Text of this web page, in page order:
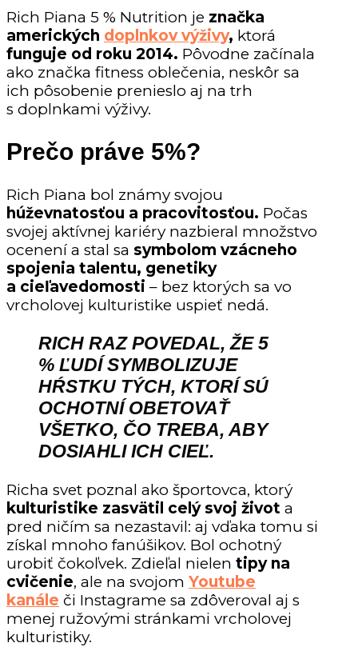
Rich Piana 5 % Nutrition je značka
amerických doplnkov výživy, ktorá
funguje od roku 2014. Pôvodne začínala
ako značka fitness oblečenia, neskôr sa
ich pôsobenie prenieslo aj na trh
s doplnkami výživy.
Prečo práve 5%?
Rich Piana bol známy svojou
húževnatosťou a pracovitosťou. Počas
svojej aktívnej kariéry nazbieral množstvo
ocenení a stal sa symbolom vzácneho
spojenia talentu, genetiky
a cieľavedomosti – bez ktorých sa vo
vrcholovej kulturistike uspieť nedá.
RICH RAZ POVEDAL, ŽE 5
% ĽUDÍ SYMBOLIZUJE
HŔSTKU TÝCH, KTORÍ SÚ
OCHOTNÍ OBETOVAŤ
VŠETKO, ČO TREBA, ABY
DOSIAHLI ICH CIEĽ.
Richa svet poznal ako športovca, ktorý
kulturistike zasvätil celý svoj život a
pred ničím sa nezastavil: aj vďaka tomu si
získal mnoho fanúšikov. Bol ochotný
urobiť čokoľvek. Zdieľal nielen tipy na
cvičenie, ale na svojom Youtube
kanále či Instagrame sa zdôveroval aj s
menej ružovými stránkami vrcholovej
kulturistiky.